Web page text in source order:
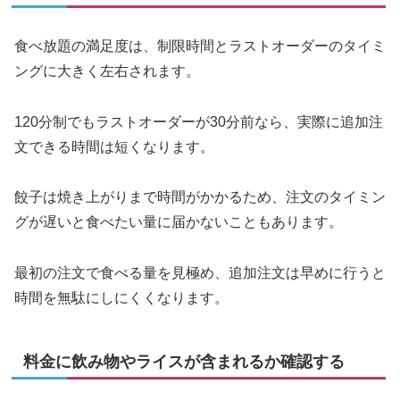
食べ放題の満足度は、制限時間とラストオーダーのタイミ
ングに大きく左右されます。
120分制でもラストオーダーが30分前なら、実際に追加注
文できる時間は短くなります。
餃子は焼き上がりまで時間がかかるため、注文のタイミン
グが遅いと食べたい量に届かないこともあります。
最初の注文で食べる量を見極め、追加注文は早めに行うと
時間を無駄にしにくくなります。
料金に飲み物やライスが含まれるか確認する